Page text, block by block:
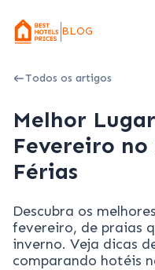
BLOG
Todos os artigos
Melhor
Fevereiro
Férias
Descubra os
fevereiro, de praias
inverno. Veja dicas
comparando hotéis